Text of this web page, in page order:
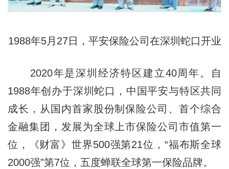
1988年5月27日，平安保险公司在深圳蛇口开业
2020年是深圳经济特区建立40周年。自
1988年创办于深圳蛇口，中国平安与特区共同
成长，从国内首家股份制保险公司、首个综合
金融集团，发展为全球上市保险公司市值第一
位，《财富》世界500强第21位，“福布斯全球
2000强”第7位，五度蝉联全球第一保险品牌。